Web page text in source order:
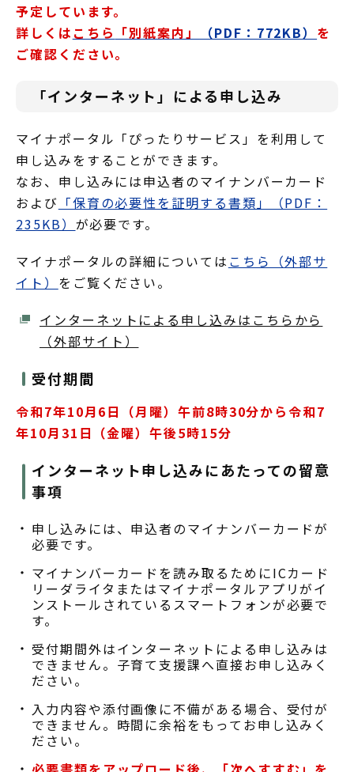
予定しています。
詳しくは こちら 「別紙案内」 （PDF：772KB） を
ご確認ください。
「インターネット」による申し込み
マイナポータル「ぴったりサービス」を利用して
申し込みをすることができます。
なお、申し込みには申込者のマイナンバーカード
および 「保育の必要性を証明する書類」（PDF：
235KB） が必要です。
マイナポータルの詳細については こちら（外部サ
イト） をご覧ください。
インターネットによる申し込みはこちらから
（外部サイト）
受付期間
令和7年10月6日（月曜）午前8時30分から令和7
年10月31日（金曜）午後5時15分
インターネット申し込みにあたっての留意
事項
申し込みには、申込者のマイナンバーカードが
必要です。
マイナンバーカードを読み取るためにICカード
リーダライタまたはマイナポータルアプリがイ
ンストールされているスマートフォンが必要で
す。
受付期間外はインターネットによる申し込みは
できません。子育て支援課へ直接お申し込みく
ださい。
入力内容や添付画像に不備がある場合、受付が
できません。時間に余裕をもってお申し込みく
ださい。